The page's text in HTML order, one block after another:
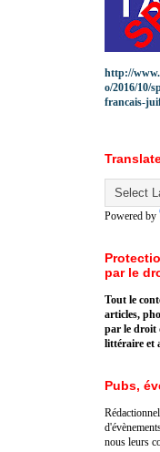
http://
o/2016/10/
francais-
Powered by
par le
Tout le
articles,
par le droit
littéraire et
Pubs,
nous leurs